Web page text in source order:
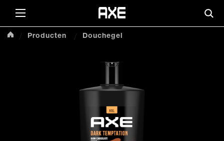
Producten Douchegel